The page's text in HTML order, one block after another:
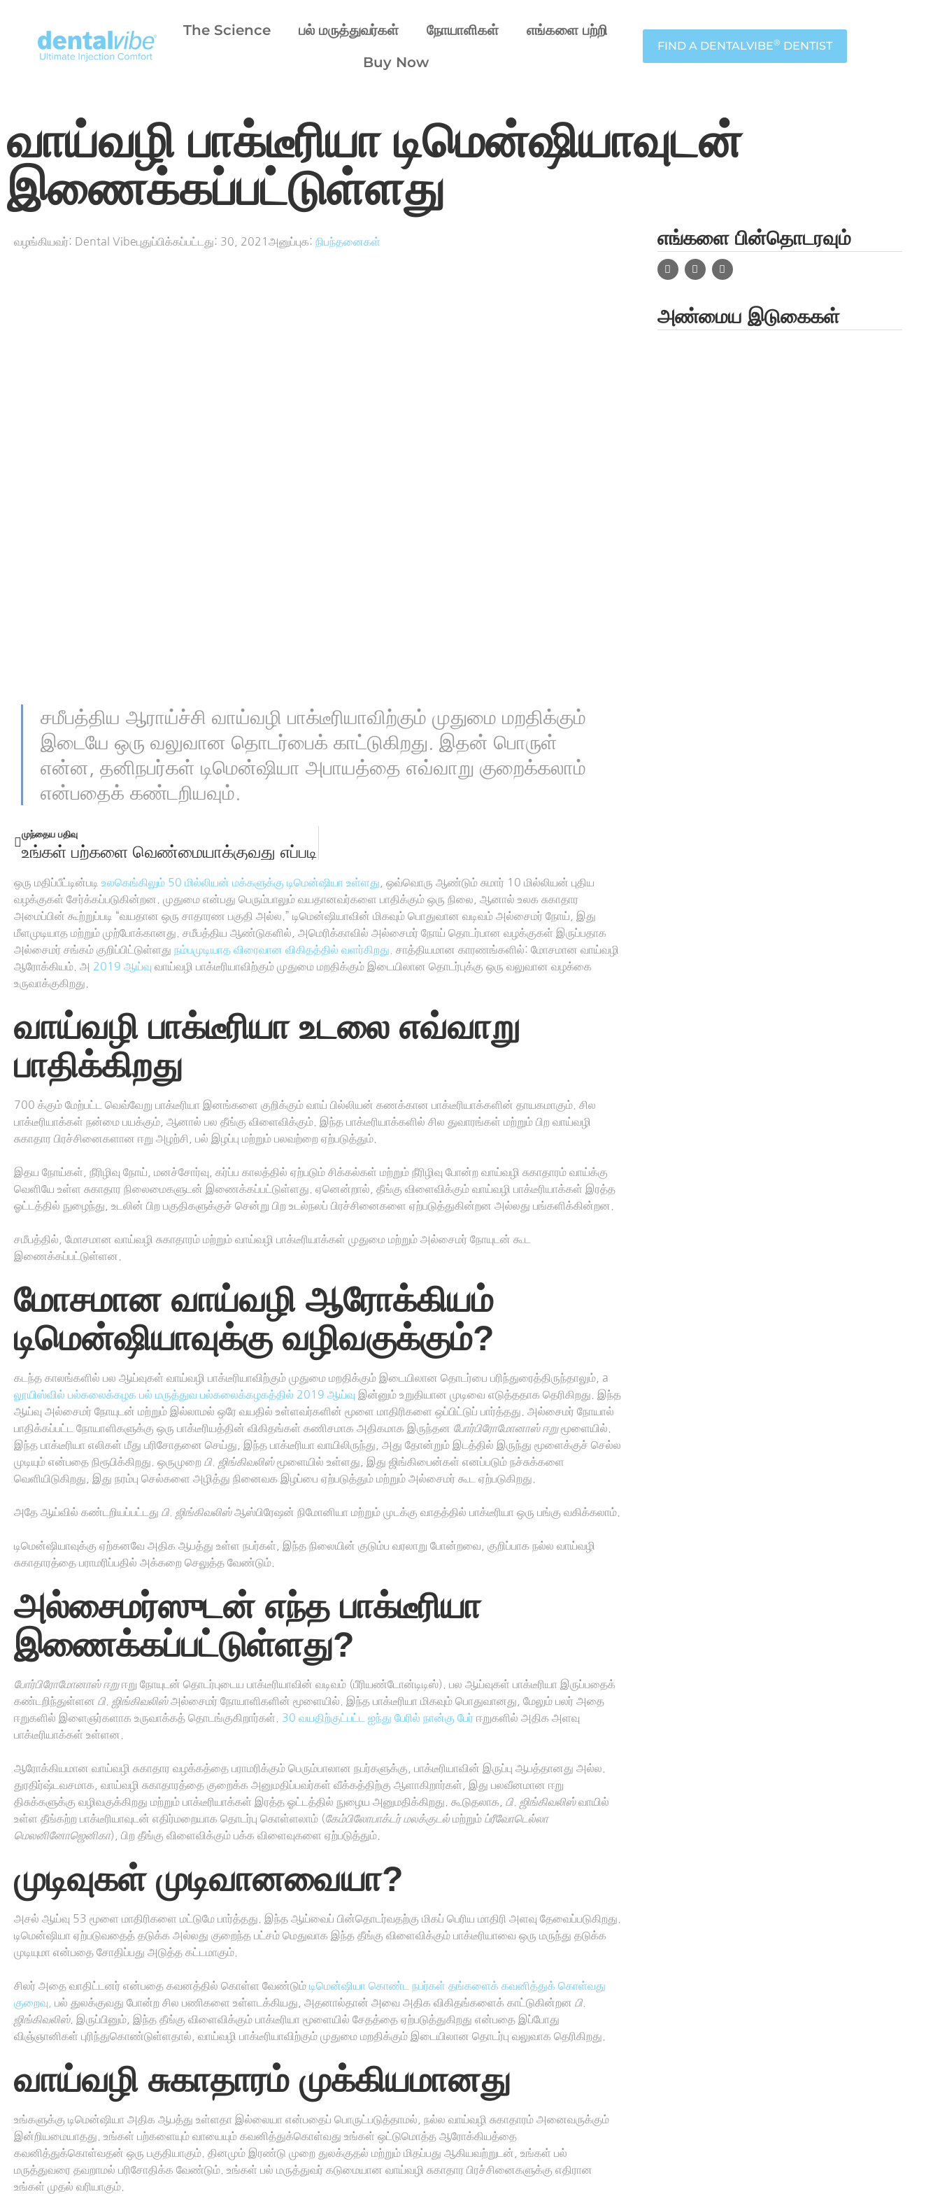
The Science பல் மருத்துவர்கள் நோயாளிகள்
எங்களை பற்றி
Buy Now
FIND A DENTALVIBE® DENTIST
வாய்வழி பாக்டீரியா டிமென்ஷியாவுடன்
இணைக்கப்பட்டுள்ளது
வழங்கியவர்: Dental Vibeபுதுப்பிக்கப்பட்டது: 30, 2021 அனுப்புக: நிபந்தனைகள்
சமீபத்திய ஆராய்ச்சி வாய்வழி பாக்டீரியாவிற்கும் முதுமை மறதிக்கும்
இடையே ஒரு வலுவான தொடர்பைக் காட்டுகிறது. இதன் பொருள்
என்ன, தனிநபர்கள் டிமென்ஷியா அபாயத்தை எவ்வாறு குறைக்கலாம்
என்பதைக் கண்டறியவும்.
முந்தைய பதிவு
உங்கள் பற்களை வெண்மையாக்குவது எப்படி
ஒரு மதிப்பீட்டின்படி உலகெங்கிலும் 50 மில்லியன் மக்களுக்கு டிமென்ஷியா உள்ளது , ஒவ்வொரு ஆண்டும் சுமார் 10 மில்லியன் புதிய
வழக்குகள் சேர்க்கப்படுகின்றன. முதுமை என்பது பெரும்பாலும் வயதானவர்களை பாதிக்கும் ஒரு நிலை, ஆனால் உலக சுகாதார
அமைப்பின் கூற்றுப்படி “வயதான ஒரு சாதாரண பகுதி அல்ல.” டிமென்ஷியாவின் மிகவும் பொதுவான வடிவம் அல்சைமர் நோய், இது
மீளமுடியாத மற்றும் முற்போக்கானது. சமீபத்திய ஆண்டுகளில், அமெரிக்காவில் அல்சைமர் நோய் தொடர்பான வழக்குகள் இருப்பதாக
அல்சைமர் சங்கம் குறிப்பிட்டுள்ளது நம்பமுடியாத விரைவான விகிதத்தில் வளர்கிறது.
சாத்தியமான காரணங்களில்: மோசமான வாய்வழி
ஆரோக்கியம். அ 2019 ஆய்வு வாய்வழி பாக்டீரியாவிற்கும் முதுமை மறதிக்கும் இடையிலான தொடர்புக்கு ஒரு வலுவான வழக்கை
உருவாக்குகிறது.
வாய்வழி பாக்டீரியா உடலை எவ்வாறு
பாதிக்கிறது
700 க்கும் மேற்பட்ட வெவ்வேறு பாக்டீரியா இனங்களை குறிக்கும் வாய் பில்லியன் கணக்கான பாக்டீரியாக்களின் தாயகமாகும். சில
பாக்டீரியாக்கள் நன்மை பயக்கும், ஆனால் பல தீங்கு விளைவிக்கும். இந்த பாக்டீரியாக்களில் சில துவாரங்கள் மற்றும் பிற வாய்வழி
சுகாதார பிரச்சினைகளான ஈறு அழற்சி, பல் இழப்பு மற்றும் பலவற்றை ஏற்படுத்தும்.
இதய நோய்கள், நீரிழிவு நோய், மனச்சோர்வு, கர்ப்ப காலத்தில் ஏற்படும் சிக்கல்கள் மற்றும் நீரிழிவு போன்ற வாய்வழி சுகாதாரம் வாய்க்கு
வெளியே உள்ள சுகாதார நிலைமைகளுடன் இணைக்கப்பட்டுள்ளது. ஏனென்றால், தீங்கு விளைவிக்கும் வாய்வழி பாக்டீரியாக்கள் இரத்த
ஓட்டத்தில் நுழைந்து, உடலின் பிற பகுதிகளுக்குச் சென்று பிற உடல்நலப் பிரச்சினைகளை ஏற்படுத்துகின்றன அல்லது பங்களிக்கின்றன.
சமீபத்தில், மோசமான வாய்வழி சுகாதாரம் மற்றும் வாய்வழி பாக்டீரியாக்கள் முதுமை மற்றும் அல்சைமர் நோயுடன் கூட
இணைக்கப்பட்டுள்ளன.
மோசமான வாய்வழி ஆரோக்கியம்
டிமென்ஷியாவுக்கு வழிவகுக்கும்?
கடந்த காலங்களில் பல ஆய்வுகள் வாய்வழி பாக்டீரியாவிற்கும் முதுமை மறதிக்கும் இடையிலான தொடர்பை பரிந்துரைத்திருந்தாலும், a
லூயிஸ்வில் பல்கலைக்கழக பல் மருத்துவ பல்கலைக்கழகத்தில் 2019 ஆய்வு இன்னும் உறுதியான முடிவை எடுத்ததாக தெரிகிறது. இந்த
ஆய்வு அல்சைமர் நோயுடன் மற்றும் இல்லாமல் ஒரே வயதில் உள்ளவர்களின் மூளை மாதிரிகளை ஒப்பிட்டுப் பார்த்தது. அல்சைமர் நோயால்
பாதிக்கப்பட்ட நோயாளிகளுக்கு ஒரு பாக்டீரியத்தின் விகிதங்கள் கணிசமாக அதிகமாக இருந்தன போர்பிரோமோனாஸ் ஈறுமூளையில்.
இந்த பாக்டீரியா எலிகள் மீது பரிசோதனை செய்து, இந்த பாக்டீரியா வாயிலிருந்து, அது தோன்றும் இடத்தில் இருந்து மூளைக்குச் செல்ல
முடியும் என்பதை நிரூபிக்கிறது. ஒருமுறை பி. ஜிங்கிவலிஸ்மூளையில் உள்ளது, இது ஜிங்கிபைன்கள் எனப்படும் நச்சுக்களை
வெளியிடுகிறது, இது நரம்பு செல்களை அழித்து நினைவக இழப்பை ஏற்படுத்தும் மற்றும் அல்சைமர் கூட ஏற்படுகிறது.
அதே ஆய்வில் கண்டறியப்பட்டது பி. ஜிங்கிவலிஸ்ஆஸ்பிரேஷன் நிமோனியா மற்றும் முடக்கு வாதத்தில் பாக்டீரியா ஒரு பங்கு வகிக்கலாம்.
டிமென்ஷியாவுக்கு ஏற்கனவே அதிக ஆபத்து உள்ள நபர்கள், இந்த நிலையின் குடும்ப வரலாறு போன்றவை, குறிப்பாக நல்ல வாய்வழி
சுகாதாரத்தை பராமரிப்பதில் அக்கறை செலுத்த வேண்டும்.
அல்சைமர்ஸுடன் எந்த பாக்டீரியா
இணைக்கப்பட்டுள்ளது?
போர்பிரோமோனாஸ் ஈறுஈறு நோயுடன் தொடர்புடைய பாக்டீரியாவின் வடிவம் (பீரியண்டோன்டிடிஸ்). பல ஆய்வுகள் பாக்டீரியா இருப்பதைக்
கண்டறிந்துள்ளன பி. ஜிங்கிவலிஸ்அல்சைமர் நோயாளிகளின் மூளையில். இந்த பாக்டீரியா மிகவும் பொதுவானது, மேலும் பலர் அதை
ஈறுகளில் இளைஞர்களாக உருவாக்கத் தொடங்குகிறார்கள். 30 வயதிற்குட்பட்ட ஐந்து பேரில் நான்கு பேர் ஈறுகளில் அதிக அளவு
பாக்டீரியாக்கள் உள்ளன.
ஆரோக்கியமான வாய்வழி சுகாதார வழக்கத்தை பராமரிக்கும் பெரும்பாலான நபர்களுக்கு, பாக்டீரியாவின் இருப்பு ஆபத்தானது அல்ல.
துரதிர்ஷ்டவசமாக, வாய்வழி சுகாதாரத்தை குறைக்க அனுமதிப்பவர்கள் வீக்கத்திற்கு ஆளாகிறார்கள், இது பலவீனமான ஈறு
திசுக்களுக்கு வழிவகுக்கிறது மற்றும் பாக்டீரியாக்கள் இரத்த ஓட்டத்தில் நுழைய அனுமதிக்கிறது. கூடுதலாக, பி. ஜிங்கிவலிஸ்வாயில்
உள்ள தீங்கற்ற பாக்டீரியாவுடன் எதிர்மறையாக தொடர்பு கொள்ளலாம் (கேம்பிலோபாக்டர் மலக்குடல் மற்றும் ப்ரீவோடெல்லா
மெலனினோஜெனிகா), பிற தீங்கு விளைவிக்கும் பக்க விளைவுகளை ஏற்படுத்தும்.
முடிவுகள் முடிவானவையா?
அசல் ஆய்வு 53 மூளை மாதிரிகளை மட்டுமே பார்த்தது. இந்த ஆய்வைப் பின்தொடர்வதற்கு மிகப் பெரிய மாதிரி அளவு தேவைப்படுகிறது.
டிமென்ஷியா ஏற்படுவதைத் தடுக்க அல்லது குறைந்த பட்சம் மெதுவாக இந்த தீங்கு விளைவிக்கும் பாக்டீரியாவை ஒரு மருந்து தடுக்க
முடியுமா என்பதை சோதிப்பது அடுத்த கட்டமாகும்.
சிலர் அதை வாதிட்டனர் என்பதை கவனத்தில் கொள்ள வேண்டும் டிமென்ஷியா கொண்ட நபர்கள் தங்களைக் கவனித்துக் கொள்வது
குறைவு,
பல் துலக்குவது போன்ற சில பணிகளை உள்ளடக்கியது, அதனால்தான் அவை அதிக விகிதங்களைக் காட்டுகின்றன பி.
ஜிங்கிவலிஸ். இருப்பினும், இந்த தீங்கு விளைவிக்கும் பாக்டீரியா மூளையில் சேதத்தை ஏற்படுத்துகிறது என்பதை இப்போது
விஞ்ஞானிகள் புரிந்துகொண்டுள்ளதால், வாய்வழி பாக்டீரியாவிற்கும் முதுமை மறதிக்கும் இடையிலான தொடர்பு வலுவாக தெரிகிறது.
வாய்வழி சுகாதாரம் முக்கியமானது
உங்களுக்கு டிமென்ஷியா அதிக ஆபத்து உள்ளதா இல்லையா என்பதைப் பொருட்படுத்தாமல், நல்ல வாய்வழி சுகாதாரம் அனைவருக்கும்
இன்றியமையாதது. உங்கள் பற்களையும் வாயையும் கவனித்துக்கொள்வது உங்கள் ஒட்டுமொத்த ஆரோக்கியத்தை
கவனித்துக்கொள்வதன் ஒரு பகுதியாகும். தினமும் இரண்டு முறை துலக்குதல் மற்றும் மிதப்பது ஆகியவற்றுடன், உங்கள் பல்
மருத்துவரை தவறாமல் பரிசோதிக்க வேண்டும். உங்கள் பல் மருத்துவர் கடுமையான வாய்வழி சுகாதார பிரச்சினைகளுக்கு எதிரான
உங்கள் முதல் வரியாகும்.
எங்களை பின்தொடரவும்
அண்மைய இடுகைகள்